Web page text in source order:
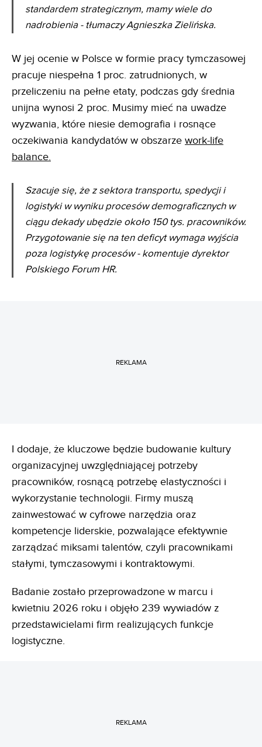
standardem strategicznym, mamy wiele do
nadrobienia - tłumaczy Agnieszka Zielińska.
W jej ocenie w Polsce w formie pracy tymczasowej
pracuje niespełna 1 proc. zatrudnionych, w
przeliczeniu na pełne etaty, podczas gdy średnia
unijna wynosi 2 proc. Musimy mieć na uwadze
wyzwania, które niesie demografia i rosnące
oczekiwania kandydatów w obszarze work-life
balance.
Szacuje się, że z sektora transportu, spedycji i
logistyki w wyniku procesów demograficznych w
ciągu dekady ubędzie około 150 tys. pracowników.
Przygotowanie się na ten deficyt wymaga wyjścia
poza logistykę procesów - komentuje dyrektor
Polskiego Forum HR.
REKLAMA
I dodaje, że kluczowe będzie budowanie kultury
organizacyjnej uwzględniającej potrzeby
pracowników, rosnącą potrzebę elastyczności i
wykorzystanie technologii. Firmy muszą
zainwestować w cyfrowe narzędzia oraz
kompetencje liderskie, pozwalające efektywnie
zarządzać miksami talentów, czyli pracownikami
stałymi, tymczasowymi i kontraktowymi.
Badanie zostało przeprowadzone w marcu i
kwietniu 2026 roku i objęło 239 wywiadów z
przedstawicielami firm realizujących funkcje
logistyczne.
REKLAMA